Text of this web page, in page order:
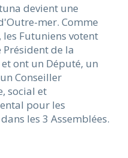
devient une
mer. Comme
Futuniens votent
de la
ont un Député, un
Conseiller
social et
pour les
les 3 Assemblées.